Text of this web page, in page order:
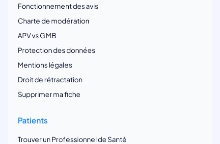
Fonctionnement des avis
Charte de modération
APV vs GMB
Protection des données
Mentions légales
Droit de rétractation
Supprimer ma fiche
Patients
Trouver un Professionnel de Santé